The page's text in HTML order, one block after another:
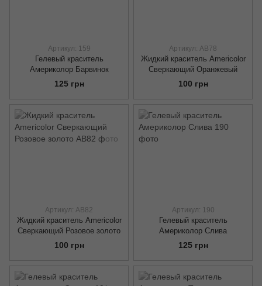
Артикул: 159
Гелевый краситель
Америколор Барвинок
125 грн
Артикул: AB78
Жидкий краситель Americolor
Сверкающий Оранжевый
100 грн
Артикул: AB82
Жидкий краситель Americolor
Сверкающий Розовое золото
100 грн
Артикул: 190
Гелевый краситель
Америколор Слива
125 грн